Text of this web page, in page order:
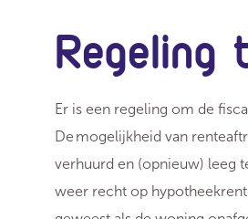
Regeling
Er is een regeling om de
De mogelijkheid van
verhuurd en (opnieuw) leeg
weer recht op